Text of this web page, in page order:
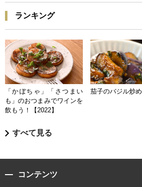
ランキング
「かぼちゃ」「さつまい
も」のおつまみでワインを
飲もう！【2022】
茄子のバジル炒め
すべて見る
コンテンツ